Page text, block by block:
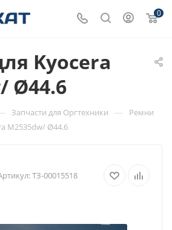
0
Kyocera
Ø44.6
Запчасти для Оргтехники — Ремни
M2535dw/ Ø44.6
ТЗ-00015518